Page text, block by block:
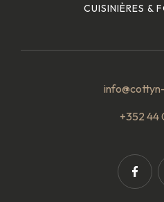
CUISINIÈRES &
+352 44